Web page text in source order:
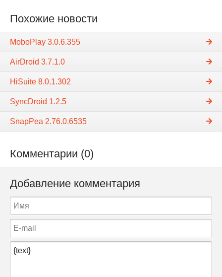
Похожие новости
MoboPlay 3.0.6.355
AirDroid 3.7.1.0
HiSuite 8.0.1.302
SyncDroid 1.2.5
SnapPea 2.76.0.6535
Комментарии (0)
Добавление комментария